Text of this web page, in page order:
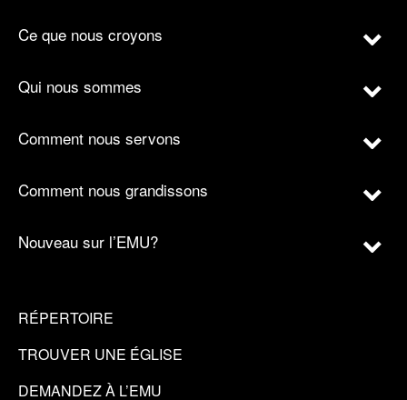
Ce que nous croyons
Qui nous sommes
Comment nous servons
Comment nous grandissons
Nouveau sur l’EMU?
RÉPERTOIRE
TROUVER UNE ÉGLISE
DEMANDEZ À L’EMU